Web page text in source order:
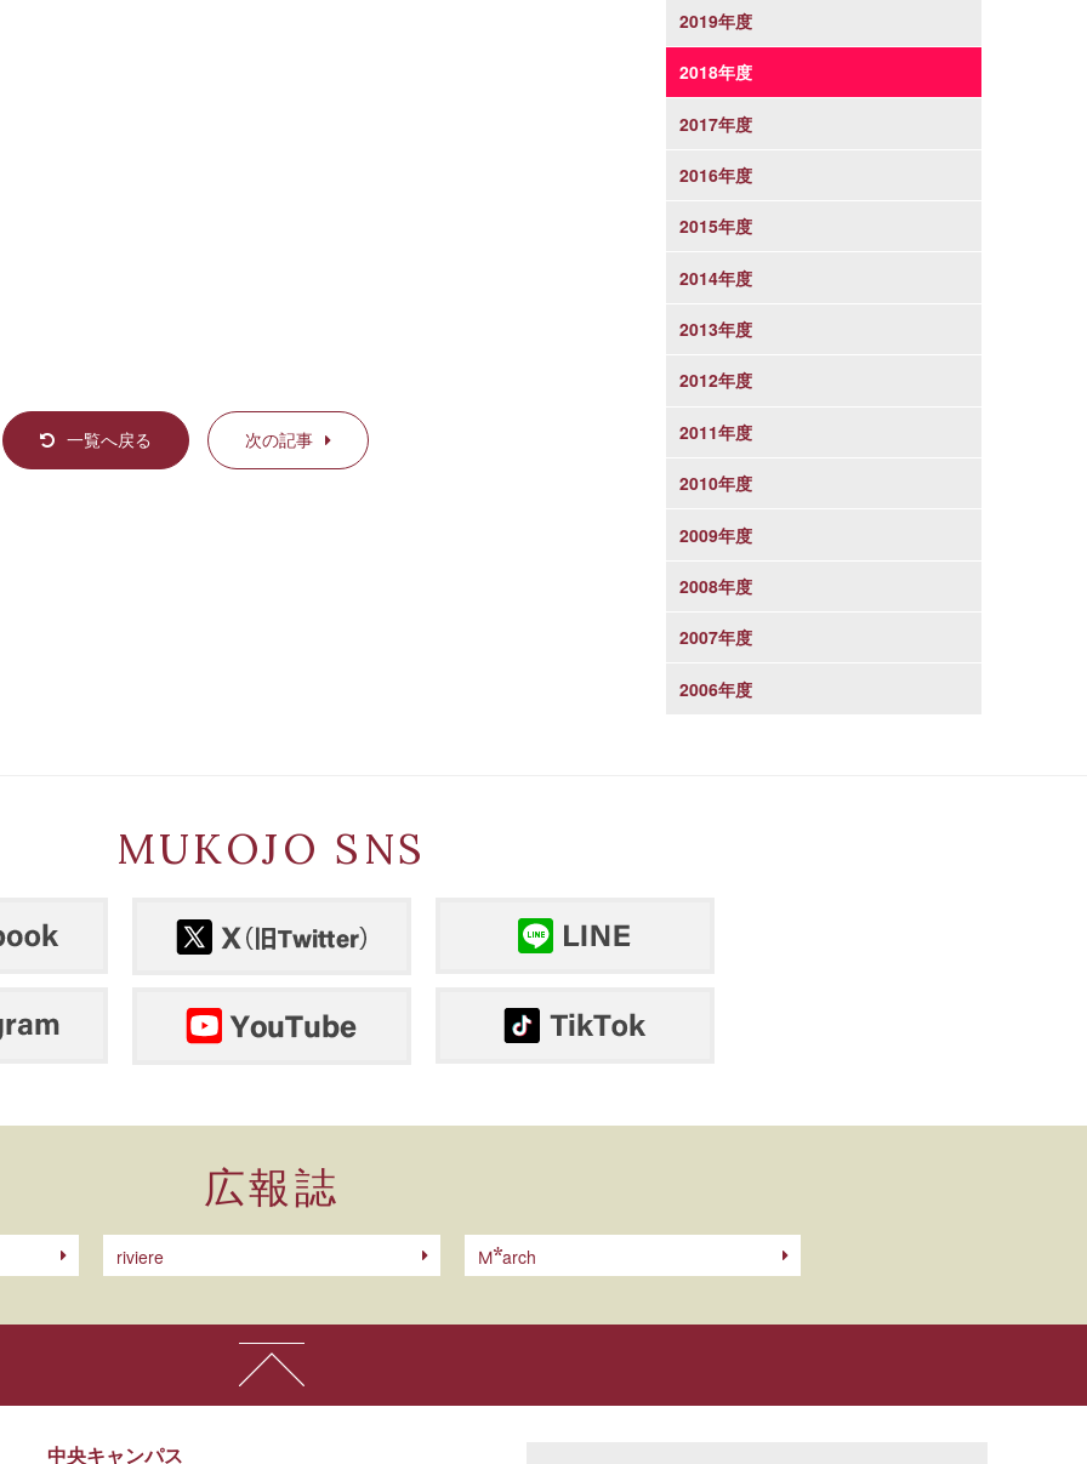
一覧へ戻る 次の記事
2019年度
2018年度
2017年度
2016年度
2015年度
2014年度
2013年度
2012年度
2011年度
2010年度
2009年度
2008年度
2007年度
2006年度
MUKOJO SNS
広報誌
riviere M arch
中央キャンパス